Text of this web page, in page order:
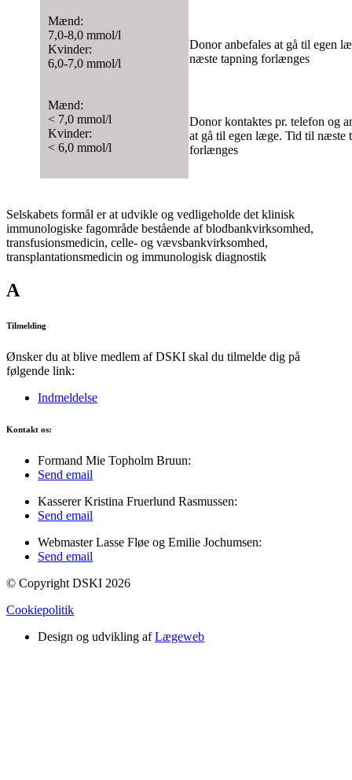
Mænd:
7,0-8,0 mmol/l
Kvinder:
6,0-7,0 mmol/l
Donor anbefales at gå til egen
næste tapning forlænges
Mænd:
< 7,0 mmol/l
Kvinder:
< 6,0 mmol/l
Donor kontaktes pr. telefon og
at gå til egen læge. Tid til næste
forlænges
Selskabets formål er at udvikle og vedligeholde det klinisk
immunologiske fagområde bestående af blodbankvirksomhed,
transfusionsmedicin, celle- og vævsbankvirksomhed,
transplantationsmedicin og immunologisk diagnostik
A
Tilmelding
Ønsker du at blive medlem af DSKI skal du tilmelde dig på
følgende link:
Indmeldelse
Kontakt os:
Formand Mie Topholm Bruun:
Send email
Kasserer Kristina Fruerlund Rasmussen:
Send email
Webmaster Lasse Fløe og Emilie Jochumsen:
Send email
© Copyright DSKI 2026
Cookiepolitik
Design og udvikling afLægeweb